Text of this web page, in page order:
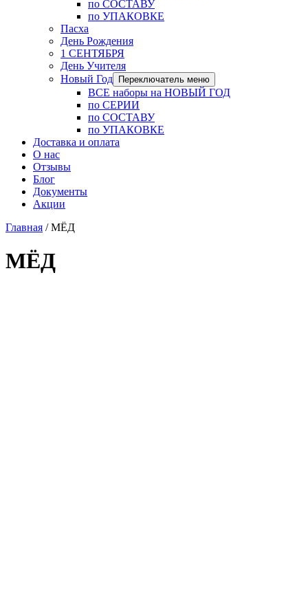
по СОСТАВУ
по УПАКОВКЕ
Пасха
День Рождения
1 СЕНТЯБРЯ
День Учителя
Новый Год
Переключатель меню
ВСЕ наборы на НОВЫЙ ГОД
по СЕРИИ
по СОСТАВУ
по УПАКОВКЕ
Доставка и оплата
О нас
Отзывы
Блог
Документы
Акции
Главная / МЁД
МЁД